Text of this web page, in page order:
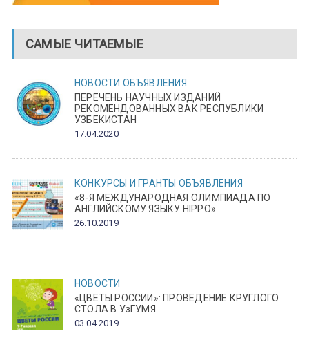
САМЫЕ ЧИТАЕМЫЕ
НОВОСТИ ОБЪЯВЛЕНИЯ
ПЕРЕЧЕНЬ НАУЧНЫХ ИЗДАНИЙ
РЕКОМЕНДОВАННЫХ ВАК РЕСПУБЛИКИ
УЗБЕКИСТАН
17.04.2020
КОНКУРСЫ И ГРАНТЫ ОБЪЯВЛЕНИЯ
«8-Я МЕЖДУНАРОДНАЯ ОЛИМПИАДА ПО
АНГЛИЙСКОМУ ЯЗЫКУ HIPPO»
26.10.2019
НОВОСТИ
«ЦВЕТЫ РОССИИ»: ПРОВЕДЕНИЕ КРУГЛОГО
СТОЛА В УзГУМЯ
03.04.2019